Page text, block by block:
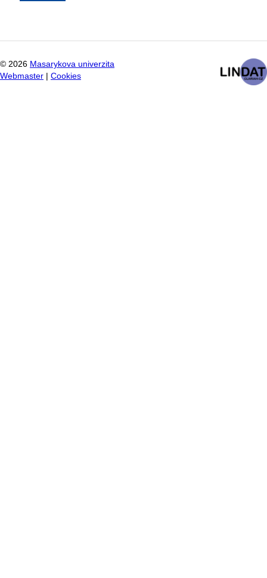
© 2026 Masarykova univerzita
Webmaster
Cookies